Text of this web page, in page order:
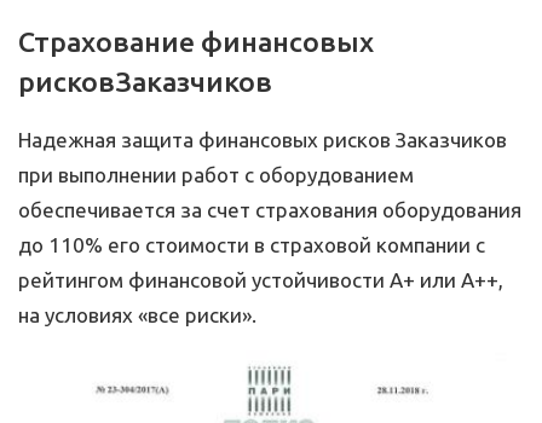
Страхование финансовых
рисковЗаказчиков
Надежная защита финансовых рисков Заказчиков
при выполнении работ с оборудованием
обеспечивается за счет страхования оборудования
до 110% его стоимости в страховой компании с
рейтингом финансовой устойчивости А+ или А++,
на условиях «все риски».